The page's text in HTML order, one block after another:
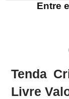
Entre
Tenda
Livre